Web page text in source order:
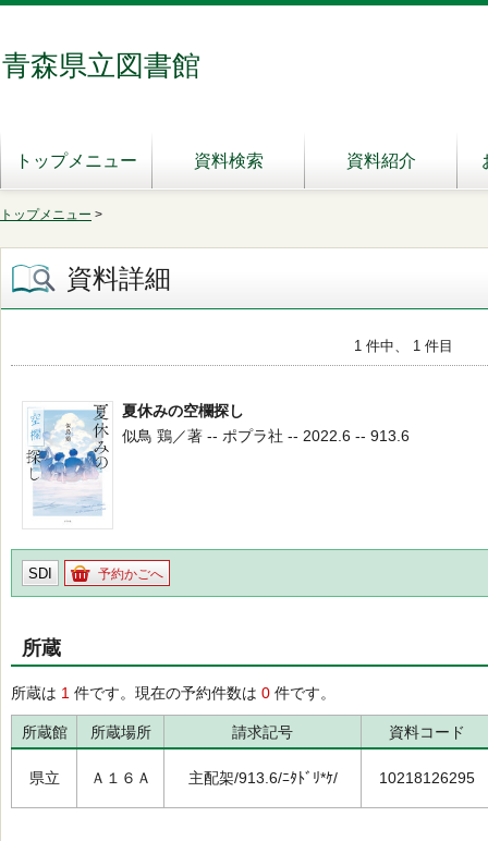
青森県立図書館
トップメニュー 資料検索 資料紹介
トップメニュー >
資料詳細
1 件中、 1 件目
夏休みの空欄探し
似鳥 鶏／著 -- ポプラ社 -- 2022.6 -- 913.6
SDI 予約かごへ
所蔵
所蔵は 1 件です。現在の予約件数は 0 件です。
所蔵館 所蔵場所 請求記号 資料コード
県立 Ａ１６Ａ 主配架/913.6/ﾆﾀﾄﾞﾘ*ｹ/ 10218126295